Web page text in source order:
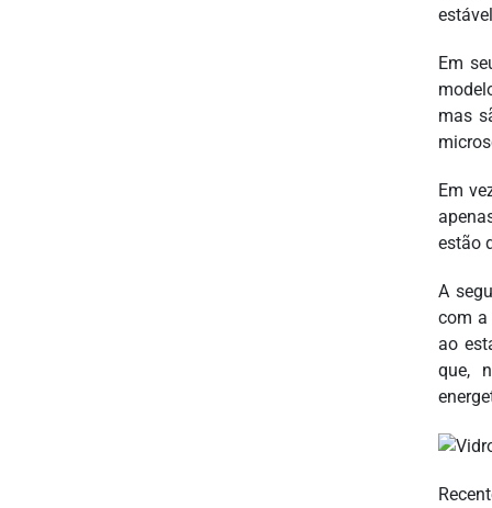
Em
mas
Em
estão
A
com a
ao
que,